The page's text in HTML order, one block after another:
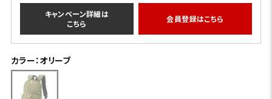
キャンペーン詳細は
こちら
会員登録はこちら
カラー：オリーブ